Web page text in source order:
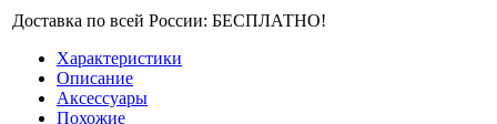
Доставка по всей России: БЕСПЛАТНО!
Характеристики
Описание
Аксессуары
Похожие